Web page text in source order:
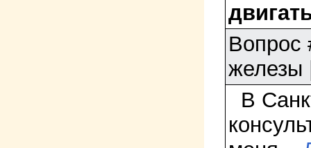
Вопрос
железы
В